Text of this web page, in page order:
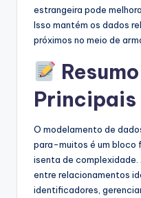
estrangeira pode
Isso mantém os dados
próximos no meio de
Principais
O modelamento de
para-muitos é um bloco
isenta de
entre relacionamentos
identificadores,